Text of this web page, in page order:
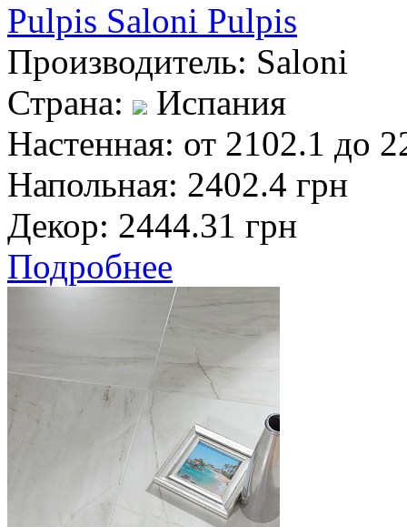
Saloni Pulpis
Производитель: Saloni
Страна:
Испания
Настенная: от 2102.1 до
Напольная: 2402.4 грн
Декор: 2444.31 грн
Подробнее